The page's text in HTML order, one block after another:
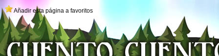
Añadir esta página a favoritos